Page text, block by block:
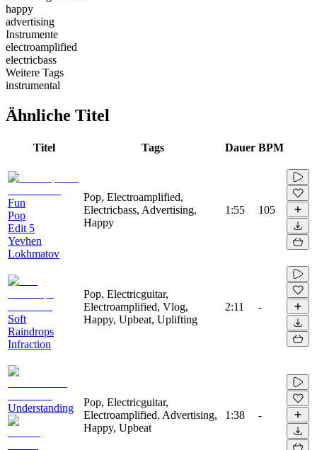
happy
advertising
Instrumente
electroamplified
electricbass
Weitere Tags
instrumental
Ähnliche Titel
Titel Tags Dauer BPM
Fun
Pop
Edit 5
Yevhen
Lokhmatov
Pop, Electroamplified,
Electricbass, Advertising,
Happy
1:55 105
Soft
Raindrops
Infraction
Pop, Electricguitar,
Electroamplified, Vlog,
Happy, Upbeat, Uplifting
2:11 -
Understanding
Pop, Electricguitar,
Electroamplified, Advertising,
Happy, Upbeat
1:38 -